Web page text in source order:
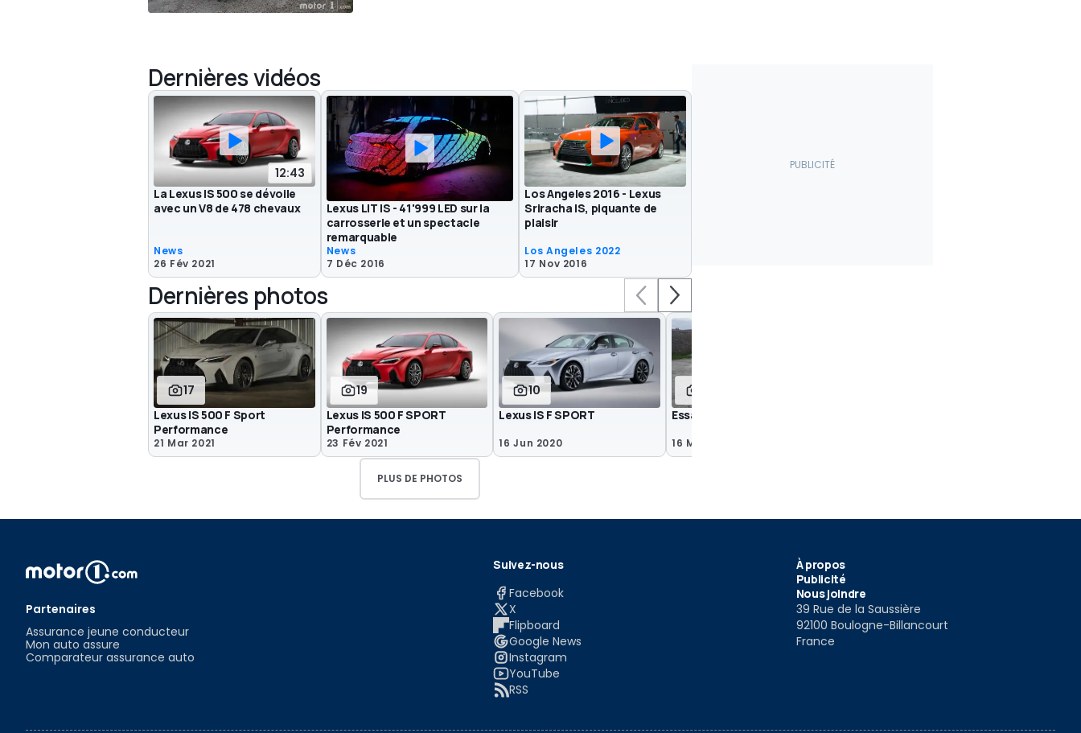
Dernières vidéos
12:43
La Lexus IS 500 se dévoile
avec un V8 de 478 chevaux
News
26 Fév 2021
Lexus LIT IS - 41'999 LED sur la
carrosserie et un spectacle
remarquable
News
7 Déc 2016
Los Angeles 2016 - Lexus
Sriracha IS, piquante de
plaisir
Los Angeles 2022
17 Nov 2016
Dernières photos
17
Lexus IS 500 F Sport
Performance
21 Mar 2021
19
Lexus IS 500 F SPORT
Performance
23 Fév 2021
10
Lexus IS F SPORT
16 Jun 2020
Essai Lexus IS 300h
16 Mar 2018
PLUS DE PHOTOS
Partenaires
Assurance jeune conducteur
Mon auto assure
Comparateur assurance auto
Suivez-nous
Facebook
X
Flipboard
Google News
Instagram
YouTube
RSS
À propos
Publicité
Nous joindre
39 Rue de la Saussière
92100 Boulogne-Billancourt
France